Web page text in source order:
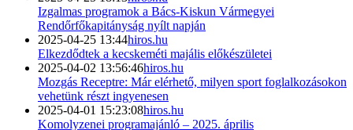
Izgalmas programok a Bács-Kiskun Vármegyei
Rendőrfőkapitányság nyílt napján
2025-04-25 13:44hiros.hu
Elkezdődtek a kecskeméti majális előkészületei
2025-04-02 13:56:46hiros.hu
Mozgás Receptre: Már elérhető, milyen sport foglalkozásokon
vehetünk részt ingyenesen
2025-04-01 15:23:08hiros.hu
Komolyzenei programajánló – 2025. április